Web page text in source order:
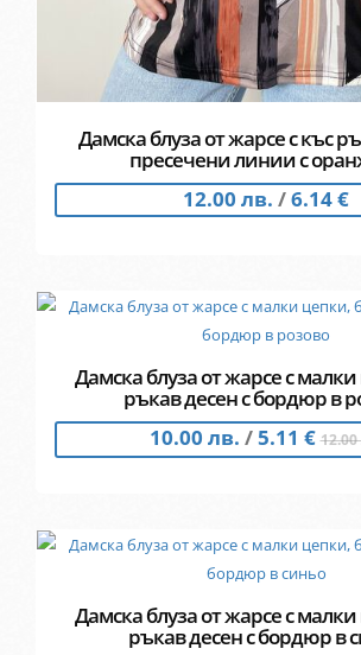
Дамска блуза от жарсе с къс
пресечени линии с
12.00 лв. /6.14 €
Дамска блуза от жарсе с
ръкав десен с бордюр в
10.00 лв. /5.11 €
Дамска блуза от жарсе с
ръкав десен с бордюр в